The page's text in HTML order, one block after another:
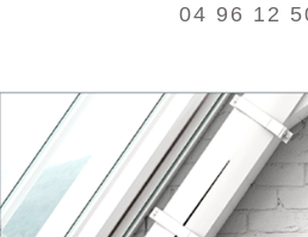
04 96 12
ACCUEIL
PRODUITS
DOCUMENTATIONS